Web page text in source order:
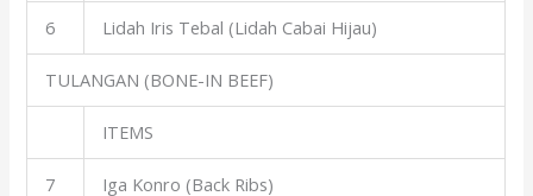
6 Lidah Iris Tebal (Lidah Cabai Hijau)
TULANGAN (BONE-IN BEEF)
ITEMS
7 Iga Konro (Back Ribs)